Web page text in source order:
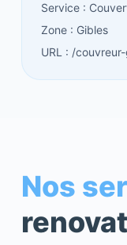
Service :
Zone : Gibles
URL : /
Nos